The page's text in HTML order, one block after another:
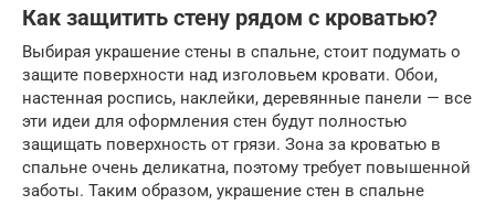
Как защитить стену рядом с кроватью?
Выбирая украшение стены в спальне, стоит подумать о
защите поверхности над изголовьем кровати. Обои,
настенная роспись, наклейки, деревянные панели — все
эти идеи для оформления стен будут полностью
защищать поверхность от грязи. Зона за кроватью в
спальне очень деликатна, поэтому требует повышенной
заботы. Таким образом, украшение стен в спальне